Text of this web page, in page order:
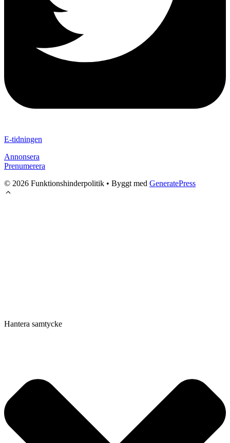
E-tidningen
Annonsera
Prenumerera
© 2026 Funktionshinderpolitik • Byggt med GeneratePress
Hantera samtycke